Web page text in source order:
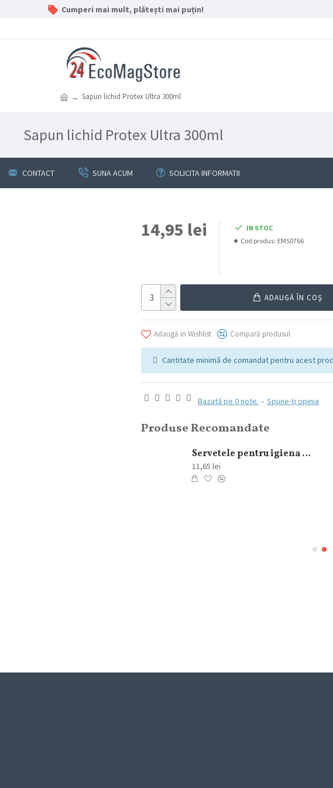
Cumperi mai mult, plătești mai puțin!
Sapun lichid Protex Ultra 300ml
Sapun lichid Protex Ultra 300ml
CONTACT SUNA ACUM SOLICITA INFORMATII
Bazată pe 0 note. - Spune-ţi opinia
14,95 lei
IN STOC
Cod produs: EMS0766
ADAUGĂ ÎN COŞ
Adaugă in Wishlist Compară produsul
Cantitate minimă de comandat pentru acest
Produse Recomandate
Servetele pentru igiena intima 10 buc
11,65 lei